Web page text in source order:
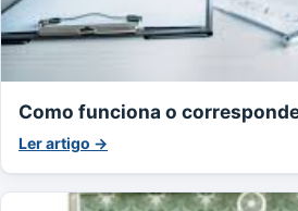
Como funciona o
Ler artigo →